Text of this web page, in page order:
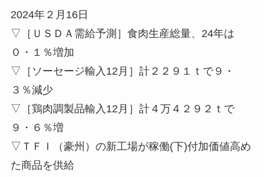
2024年２月16日
▽［ＵＳＤＡ需給予測］食肉生産総量、24年は
０・１％増加
▽［ソーセージ輸入12月］計２２９１ｔで９・
３％減少
▽［鶏肉調製品輸入12月］計４万４２９２ｔで
９・６％増
▽ＴＦＩ（豪州）の新工場が稼働(下)付加価値高め
た商品を供給